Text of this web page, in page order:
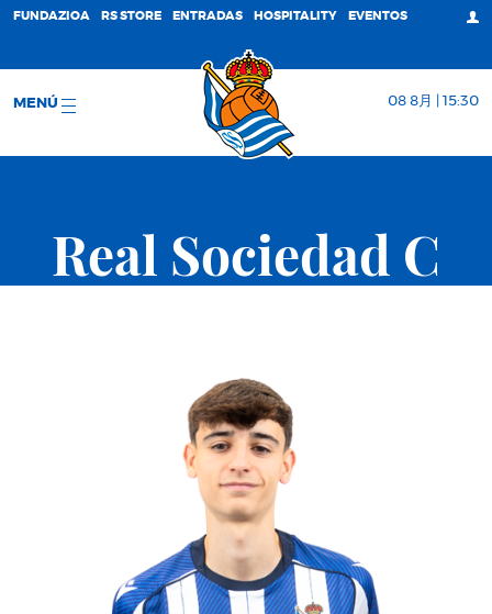
FUNDAZIOA RS STORE ENTRADAS HOSPITALITY EVENTOS
MENÚ 08 8月 | 15:30
Real Sociedad C